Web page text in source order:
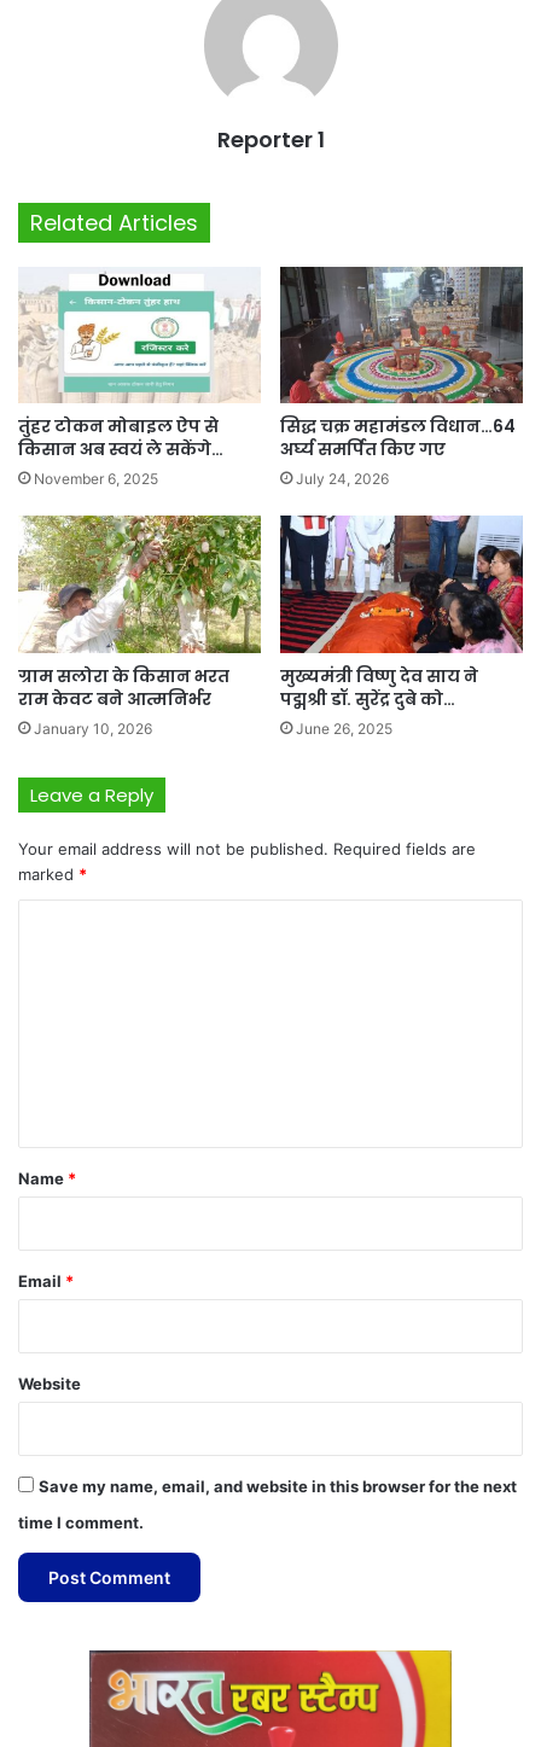
Reporter 1
Related Articles
तुंहर टोकन मोबाइल ऐप से
किसान अब स्वयं ले सकेंगे…
November 6, 2025
सिद्ध चक्र महामंडल विधान…64
अर्घ्य समर्पित किए गए
July 24, 2026
ग्राम सलोरा के किसान भरत
राम केवट बने आत्मनिर्भर
January 10, 2026
मुख्यमंत्री विष्णु देव साय ने
पद्मश्री डॉ. सुरेंद्र दुबे को…
June 26, 2025
Leave a Reply
Your email address will not be published. Required fields are
marked *
*
Name *
Email *
Website
Save my name, email, and website in this browser for the next
time I comment.